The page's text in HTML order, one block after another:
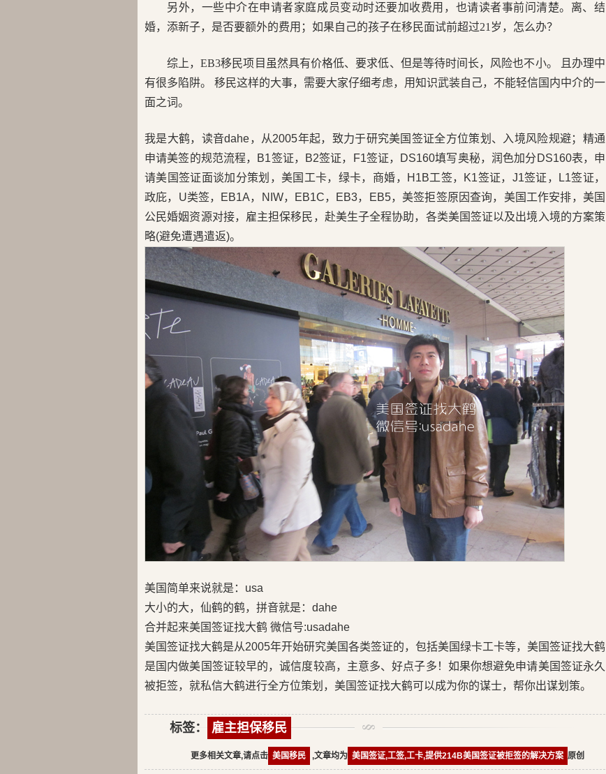
另外，一些中介在申请者家庭成员变动时还要加收费用，也请读者事前问清楚。离、结
婚，添新子，是否要额外的费用；如果自己的孩子在移民面试前超过21岁，怎么办？
综上，EB3移民项目虽然具有价格低、要求低、但是等待时间长，风险也不小。 且办理中
有很多陷阱。 移民这样的大事，需要大家仔细考虑，用知识武装自己，不能轻信国内中介的一
面之词。
我是大鹤，读音dahe，从2005年起，致力于研究美国签证全方位策划、入境风险规避；精通
申请美签的规范流程，B1签证，B2签证，F1签证，DS160填写奥秘，润色加分DS160表，申
请美国签证面谈加分策划，美国工卡，绿卡，商婚，H1B工签，K1签证，J1签证，L1签证，
政庇，U类签，EB1A，NIW，EB1C，EB3，EB5，美签拒签原因查询，美国工作安排，美国
公民婚姻资源对接，雇主担保移民，赴美生子全程协助，各类美国签证以及出境入境的方案策
略(避免遭遇遣返)。
美国简单来说就是：usa
大小的大，仙鹤的鹤，拼音就是：dahe
合并起来美国签证找大鹤 微信号:usadahe
美国签证找大鹤是从2005年开始研究美国各类签证的，包括美国绿卡工卡等，美国签证找大鹤
是国内做美国签证较早的，诚信度较高，主意多、好点子多！如果你想避免申请美国签证永久
被拒签，就私信大鹤进行全方位策划，美国签证找大鹤可以成为你的谋士，帮你出谋划策。
标签： 雇主担保移民
更多相关文章,请点击 美国移民 ,文章均为 美国签证,工签,工卡,提供214B美国签证被拒签的解决方案 原创